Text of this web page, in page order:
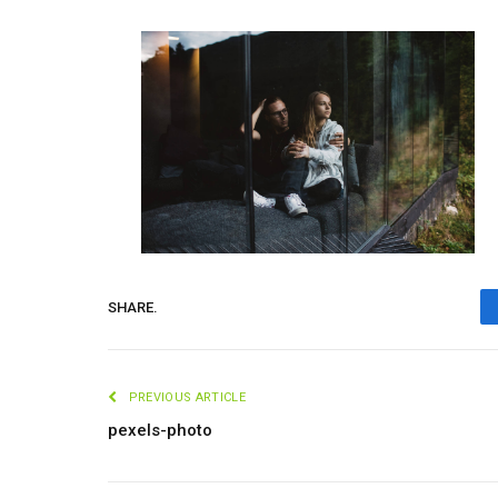
SHARE.
PREVIOUS ARTICLE
pexels-photo